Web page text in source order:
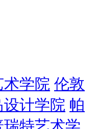
术学院 伦敦
设计学院 帕